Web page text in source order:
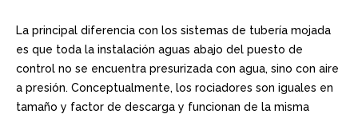
La principal diferencia con los sistemas de tubería mojada
es que toda la instalación aguas abajo del puesto de
control no se encuentra presurizada con agua, sino con aire
a presión. Conceptualmente, los rociadores son iguales en
tamaño y factor de descarga y funcionan de la misma